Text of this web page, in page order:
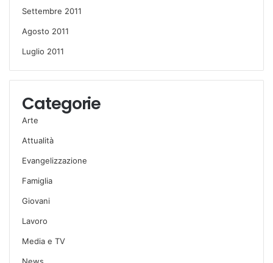
Settembre 2011
Agosto 2011
Luglio 2011
Categorie
Arte
Attualità
Evangelizzazione
Famiglia
Giovani
Lavoro
Media e TV